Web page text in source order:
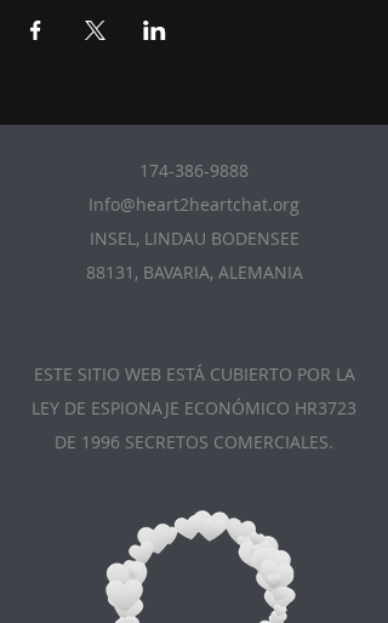
174-386-9888
Info@heart2heartchat.org
INSEL, LINDAU BODENSEE
88131, BAVARIA, ALEMANIA
ESTE SITIO WEB ESTÁ CUBIERTO POR LA
LEY DE ESPIONAJE ECONÓMICO HR3723
DE 1996 SECRETOS COMERCIALES.